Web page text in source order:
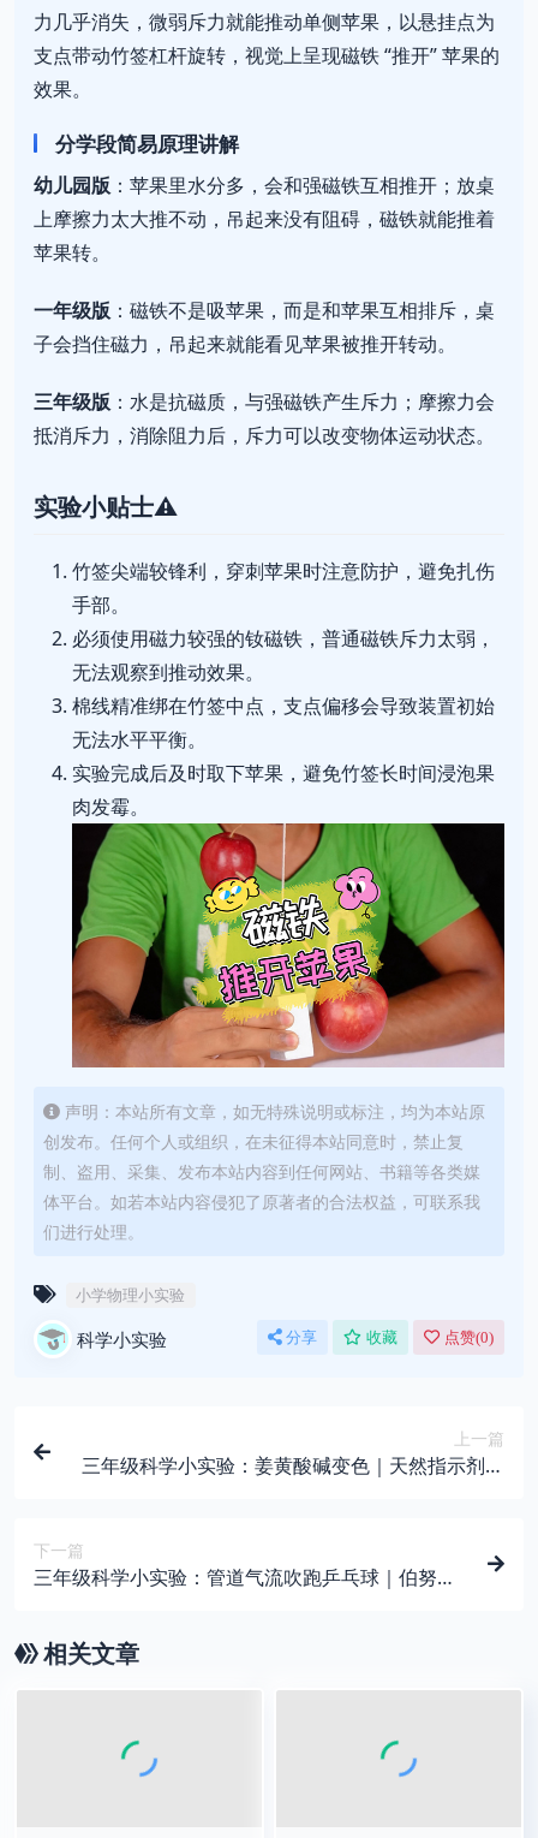
力几乎消失，微弱斥力就能推动单侧苹果，以悬挂点为
支点带动竹签杠杆旋转，视觉上呈现磁铁 “推开” 苹果的
效果。
分学段简易原理讲解
幼儿园版 ：苹果里水分多，会和强磁铁互相推开；放桌
上摩擦力太大推不动，吊起来没有阻碍，磁铁就能推着
苹果转。
一年级版 ：磁铁不是吸苹果，而是和苹果互相排斥，桌
子会挡住磁力，吊起来就能看见苹果被推开转动。
三年级版 ：水是抗磁质，与强磁铁产生斥力；摩擦力会
抵消斥力，消除阻力后，斥力可以改变物体运动状态。
实验小贴士⚠️
竹签尖端较锋利，穿刺苹果时注意防护，避免扎伤
手部。
必须使用磁力较强的钕磁铁，普通磁铁斥力太弱，
无法观察到推动效果。
棉线精准绑在竹签中点，支点偏移会导致装置初始
无法水平平衡。
实验完成后及时取下苹果，避免竹签长时间浸泡果
肉发霉。
声明：本站所有文章，如无特殊说明或标注，均为本站原
创发布。任何个人或组织，在未征得本站同意时，禁止复
制、盗用、采集、发布本站内容到任何网站、书籍等各类媒
体平台。如若本站内容侵犯了原著者的合法权益，可联系我
们进行处理。
小学物理小实验
科学小实验 分享 收藏 点赞(0)
上一篇
三年级科学小实验：姜黄酸碱变色｜天然指示剂原
下一篇
三年级科学小实验：管道气流吹跑乒乓球｜伯努利
相关文章